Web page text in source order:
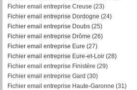
Fichier email entreprise Creuse (23)
Fichier email entreprise Dordogne (24)
Fichier email entreprise Doubs (25)
Fichier email entreprise Drôme (26)
Fichier email entreprise Eure (27)
Fichier email entreprise Eure-et-Loir (28)
Fichier email entreprise Finistère (29)
Fichier email entreprise Gard (30)
Fichier email entreprise Haute-Garonne (31)